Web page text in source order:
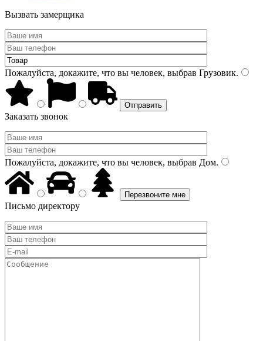
Вызвать замерщика
Пожалуйста, докажите, что вы человек, выбрав Грузовик.
Заказать звонок
Пожалуйста, докажите, что вы человек, выбрав Дом.
Письмо директору